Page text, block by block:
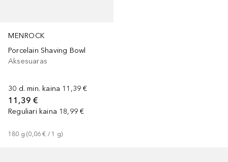
MENROCK
Porcelain Shaving Bowl
Aksesuaras
30 d. min. kaina 11,39 €
11,39 €
Reguliari kaina 18,99 €
180 g (0,06 € / 1 g)